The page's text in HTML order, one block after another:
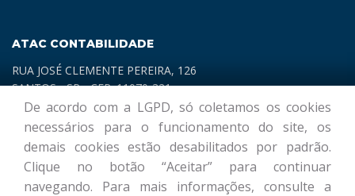
ATAC CONTABILIDADE
RUA JOSÉ CLEMENTE PEREIRA, 126
SANTOS - SP - CEP: 11070-321
TRAÇAR ROTA
De acordo com a LGPD, só coletamos os cookies
necessários para o funcionamento do site, os
demais cookies estão desabilitados por padrão.
Clique no botão “Aceitar” para continuar
navegando. Para mais informações, consulte a